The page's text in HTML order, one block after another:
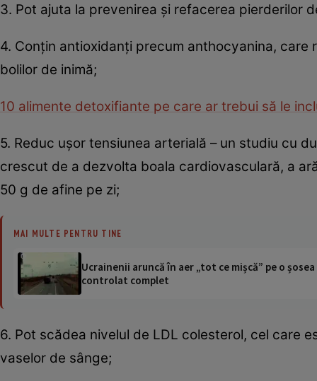
3. Pot ajuta la prevenirea şi refacerea pierderilor
4. Conţin antioxidanţi precum anthocyanina,
bolilor de inimă;
10 alimente detoxifiante pe care ar trebui să le
5. Reduc uşor tensiunea arterială – un studiu cu
crescut de a dezvolta boala cardiovasculară, a
50 g de afine pe zi;
MAI MULTE PENTRU TINE
Ucrainenii aruncă în aer „tot ce mișcă” pe o
controlat complet
6. Pot scădea nivelul de LDL colesterol, cel care
vaselor de sânge;